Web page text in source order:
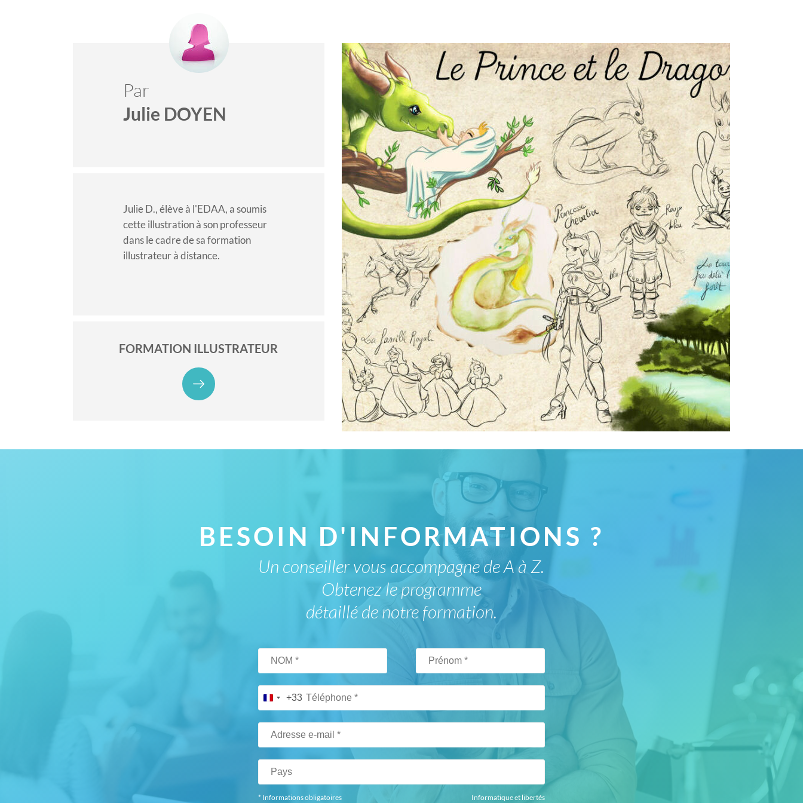
Par
Julie DOYEN
Julie D., élève à l'EDAA, a soumis
cette illustration à son professeur
dans le cadre de saformation
illustrateur à distance.
FORMATION ILLUSTRATEUR
LE PRINCE ET LE DRAGON
BESOIN D'INFORMATIONS ?
Un conseiller vous accompagne de A à Z.
Obtenez le programme
détaillé de notre formation.
+33
* Informations obligatoires Informatique et libertés